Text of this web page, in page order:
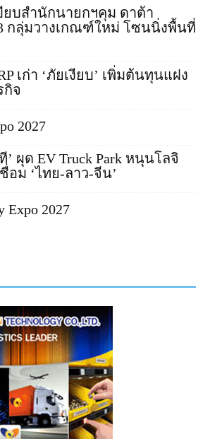
ยบสำนักนายกฯคุม ดาต้า
กลุ่มวางเกณฑ์ใหม่ โซนนิ่งพื้นที่
เก่า ‘ภัยเงียบ’ เพิ่มต้นทุนแฝง
จ
2027
ผุด EV Truck Park หนุนโลจิ
อม ‘ไทย-ลาว-จีน’
Expo 2027